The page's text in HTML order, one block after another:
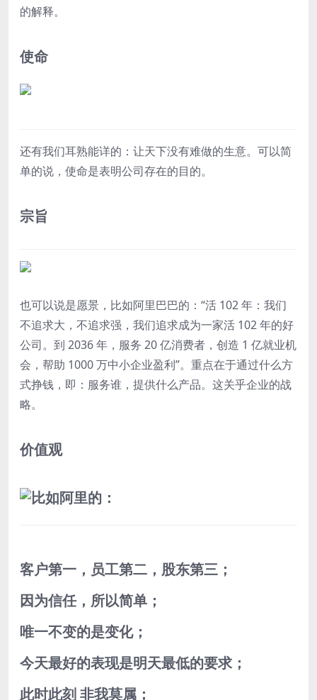
的解释。
使命
还有我们耳熟能详的： 让天下没有难做的生意。 可以简
单的说，使命是表明公司存在的目的。
宗旨
也可以说是愿景，比如阿里巴巴的：“活 102 年： 我们
不追求大，不追求强，我们追求成为一家活 102 年的好
公司。到 2036 年，服务 20 亿消费者，创造 1 亿就业机
会，帮助 1000 万中小企业盈利”。 重点在于通过什么方
式挣钱，即： 服务谁，提供什么产品。 这关乎企业的战
略。
价值观
比如阿里的：
客户第一，员工第二，股东第三；
因为信任，所以简单；
唯一不变的是变化；
今天最好的表现是明天最低的要求；
此时此刻 非我莫属；